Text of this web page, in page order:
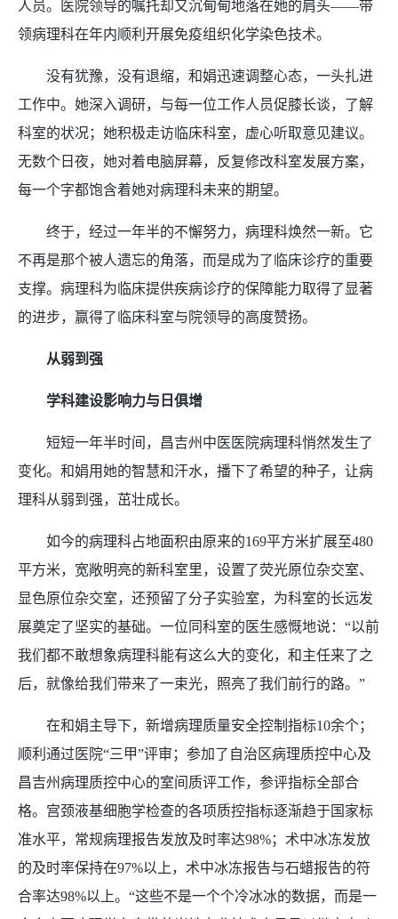
人员。医院领导的嘱托却又沉甸甸地落在她的肩头——带
领病理科在年内顺利开展免疫组织化学染色技术。
没有犹豫，没有退缩，和娟迅速调整心态，一头扎进
工作中。她深入调研，与每一位工作人员促膝长谈，了解
科室的状况；她积极走访临床科室，虚心听取意见建议。
无数个日夜，她对着电脑屏幕，反复修改科室发展方案，
每一个字都饱含着她对病理科未来的期望。
终于，经过一年半的不懈努力，病理科焕然一新。它
不再是那个被人遗忘的角落，而是成为了临床诊疗的重要
支撑。病理科为临床提供疾病诊疗的保障能力取得了显著
的进步，赢得了临床科室与院领导的高度赞扬。
从弱到强
学科建设影响力与日俱增
短短一年半时间，昌吉州中医医院病理科悄然发生了
变化。和娟用她的智慧和汗水，播下了希望的种子，让病
理科从弱到强，茁壮成长。
如今的病理科占地面积由原来的169平方米扩展至480
平方米，宽敞明亮的新科室里，设置了荧光原位杂交室、
显色原位杂交室，还预留了分子实验室，为科室的长远发
展奠定了坚实的基础。一位同科室的医生感慨地说：“以前
我们都不敢想象病理科能有这么大的变化，和主任来了之
后，就像给我们带来了一束光，照亮了我们前行的路。”
在和娟主导下，新增病理质量安全控制指标10余个；
顺利通过医院“三甲”评审；参加了自治区病理质控中心及
昌吉州病理质控中心的室间质评工作，参评指标全部合
格。宫颈液基细胞学检查的各项质控指标逐渐趋于国家标
准水平，常规病理报告发放及时率达98%；术中冰冻发放
的及时率保持在97%以上，术中冰冻报告与石蜡报告的符
合率达98%以上。“这些不是一个个冷冰冰的数据，而是一